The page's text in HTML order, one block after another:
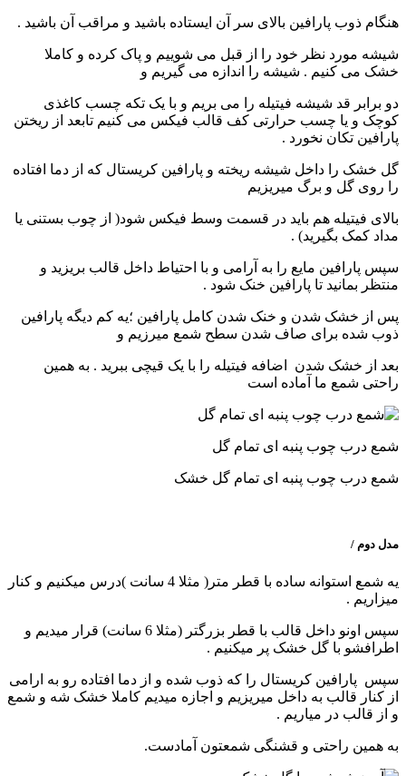
هنگام ذوب پارافین بالای سر آن ایستاده باشید و مراقب آن باشید .
شیشه مورد نظر خود را از قبل می شوییم و پاک کرده و کاملا
خشک می کنیم . شیشه را اندازه می گیریم و
دو برابر قد شیشه فیتیله را می بریم و با یک تکه چسب کاغذی
کوچک و یا چسب حرارتی کف قالب فیکس می کنیم تابعد از ریختن
پارافین تکان نخورد .
گل خشک را داخل شیشه ریخته و پارافین کریستال که از دما افتاده
را روی گل و برگ میریزیم
بالای فیتیله هم باید در قسمت وسط فیکس شود( از چوب بستنی یا
مداد کمک بگیرید) .
سپس پارافین مایع را به آرامی و با احتیاط داخل قالب بریزید و
منتظر بمانید تا پارافین خنک شود .
پس از خشک شدن و خنک شدن کامل پارافین ؛یه کم دیگه پارافین
ذوب شده برای صاف شدن سطح شمع میرزیم و
بعد از خشک شدن اضافه فیتیله را با یک قیچی ببرید . به همین
راحتی شمع ما آماده است
شمع درب چوب پنبه ای تمام گل
شمع درب چوب پنبه ای تمام گل خشک
مدل دوم /
یه شمع استوانه ساده با قطر متر( مثلا 4 سانت )درس میکنیم و کنار
میزاریم .
سپس اونو داخل قالب با قطر بزرگتر (مثلا 6 سانت) قرار میدیم و
اطرافشو با گل خشک پر میکنیم .
سپس پارافین کریستال را که ذوب شده و از دما افتاده رو به ارامی
از کنار قالب به داخل میریزیم و اجازه میدیم کاملا خشک شه و شمع
و از قالب در میاریم .
به همین راحتی و قشنگی شمعتون آمادست.